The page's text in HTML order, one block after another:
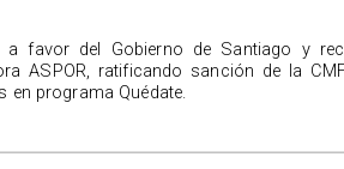
a favor del Gobierno de Santiago y
ASPOR, ratificando sanción de la
en programa Quédate.